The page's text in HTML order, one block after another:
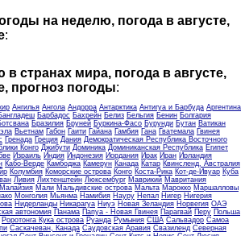
на неделю, погода в августе,
:
в странах мира, погода в августе,
прогноз погоды:
Ангилья Ангола Андорра Антарктика Антигуа и Барбуда Аргентина
Барбадос Бахрейн Белиз Бельгия Бенин Болгария
Бразилия Бруней Буркина-Фасо Бурунди Бутан Ватикан
Вьетнам Габон Гаити Гайана Гамбия Гана Гватемала Гвинея
Гренада Греция Дания Демократическая Республика Восточного
Конго Джибути Доминика Доминиканская Республика Египет
Израиль Индия Индонезия Иордания Ирак Иран Ирландия
Кабо-Верде Камбоджа Камерун Канада Катар Квинсленд, Австралия
Колумбия Коморские острова Конго Коста-Рика Кот-де-Ивуар Куба
Ливия Лихтенштейн Люксембург Маврикий Мавритания
Малайзия Мали Мальдивские острова Мальта Марокко Маршалловы
Монголия Мьянма Намибия Науру Непал Нигер Нигерия
Нидерланды Никарагуа Ниуэ Новая Зеландия Норвегия ОАЭ
автономия Панама Папуа - Новая Гвинея Парагвай Перу Польша
Роротонга Кука острова Руанда Румыния США Сальвадор Самоа
Саскачеван, Канада Саудовская Аравия Свазиленд Северная